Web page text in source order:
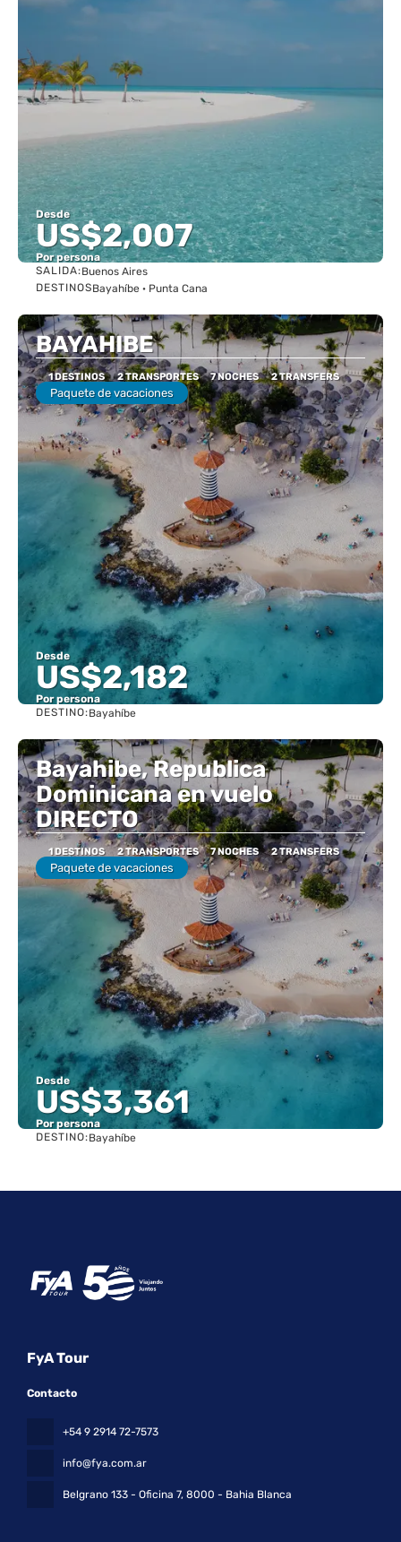
Desde
US$2,007
Por persona
SALIDA:Buenos Aires
DESTINOSBayahíbe · Punta Cana
BAYAHIBE
1 DESTINOS 2 TRANSPORTES 7 NOCHES 2 TRANSFERS
Paquete de vacaciones
Desde
US$2,182
Por persona
DESTINO:Bayahíbe
Bayahibe, Republica
Dominicana en vuelo
DIRECTO
1 DESTINOS 2 TRANSPORTES 7 NOCHES 2 TRANSFERS
Paquete de vacaciones
Desde
US$3,361
Por persona
DESTINO:Bayahíbe
FyA Tour
Contacto
+54 9 2914 72-7573
info@fya.com.ar
Belgrano 133 - Oficina 7, 8000 - Bahia Blanca